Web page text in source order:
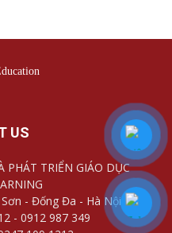
US
PHÁT TRIỂN GIÁO DỤC
- Đống Đa - Hà Nội
- 0912 987 349